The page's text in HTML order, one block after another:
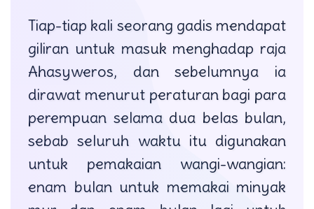
Tiap-tiap kali seorang gadis mendapat
giliran untuk masuk menghadap raja
Ahasyweros, dan sebelumnya ia
dirawat menurut peraturan bagi para
perempuan selama dua belas bulan,
sebab seluruh waktu itu digunakan
untuk pemakaian wangi-wangian:
enam bulan untuk memakai minyak